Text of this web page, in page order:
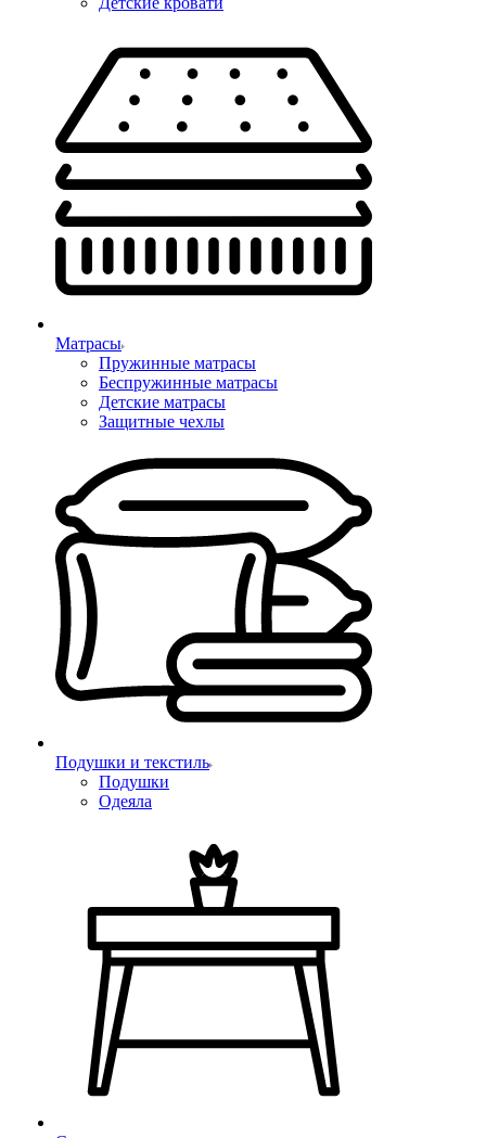
Матрасы
Пружинные матрасы
Беспружинные матрасы
Детские матрасы
Защитные чехлы
Подушки и текстиль
Подушки
Одеяла